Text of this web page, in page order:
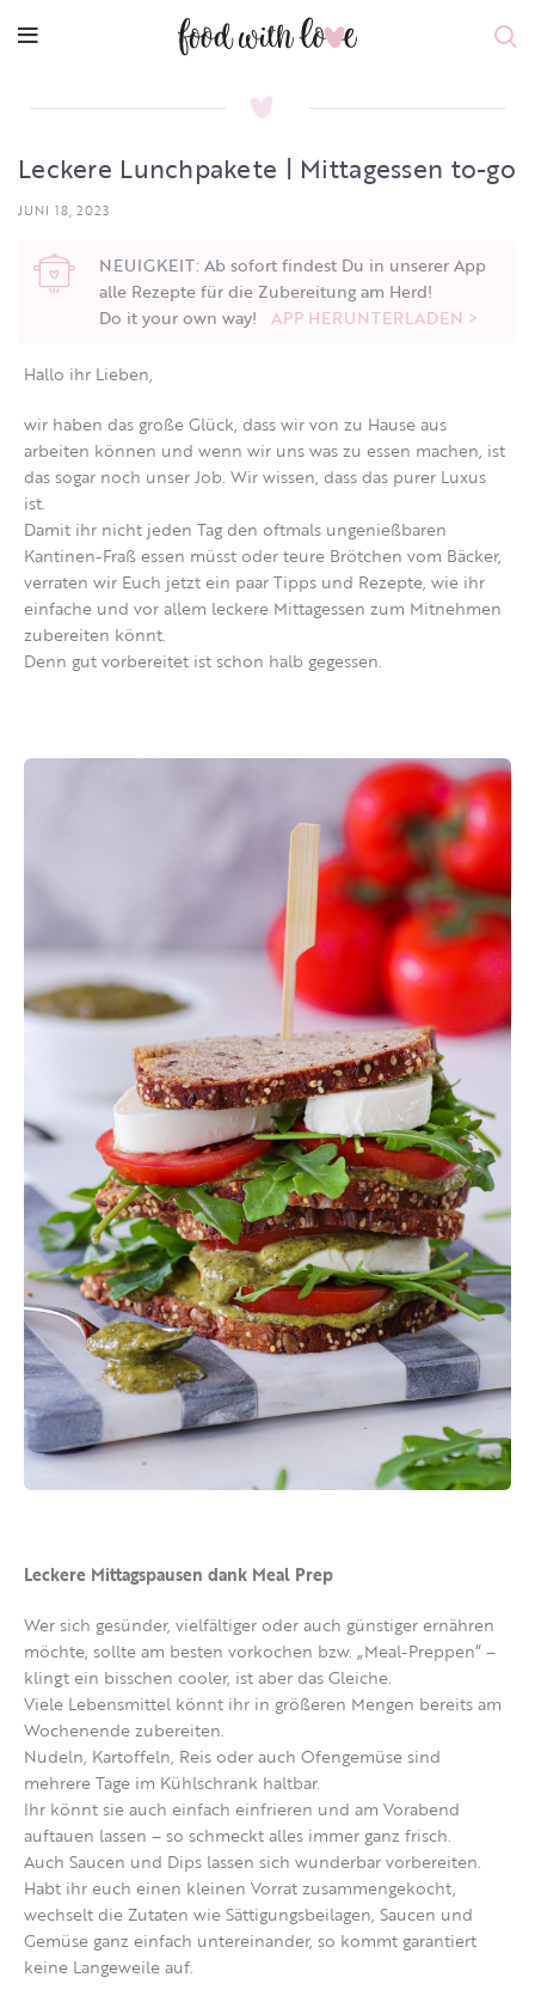
Leckere Lunchpakete | Mittagessen to-go
JUNI 18, 2023
NEUIGKEIT: Ab sofort findest Du in unserer App
alle Rezepte für die Zubereitung am Herd!
Do it your own way! APP HERUNTERLADEN >
Hallo ihr Lieben,
wir haben das große Glück, dass wir von zu Hause aus
arbeiten können und wenn wir uns was zu essen machen, ist
das sogar noch unser Job. Wir wissen, dass das purer Luxus
ist.
Damit ihr nicht jeden Tag den oftmals ungenießbaren
Kantinen-Fraß essen müsst oder teure Brötchen vom Bäcker,
verraten wir Euch jetzt ein paar Tipps und Rezepte, wie ihr
einfache und vor allem leckere Mittagessen zum Mitnehmen
zubereiten könnt.
Denn gut vorbereitet ist schon halb gegessen.
Leckere Mittagspausen dank Meal Prep
Wer sich gesünder, vielfältiger oder auch günstiger ernähren
möchte, sollte am besten vorkochen bzw. „Meal-Preppen“ –
klingt ein bisschen cooler, ist aber das Gleiche.
Viele Lebensmittel könnt ihr in größeren Mengen bereits am
Wochenende zubereiten.
Nudeln, Kartoffeln, Reis oder auch Ofengemüse sind
mehrere Tage im Kühlschrank haltbar.
Ihr könnt sie auch einfach einfrieren und am Vorabend
auftauen lassen – so schmeckt alles immer ganz frisch.
Auch Saucen und Dips lassen sich wunderbar vorbereiten.
Habt ihr euch einen kleinen Vorrat zusammengekocht,
wechselt die Zutaten wie Sättigungsbeilagen, Saucen und
Gemüse ganz einfach untereinander, so kommt garantiert
keine Langeweile auf.